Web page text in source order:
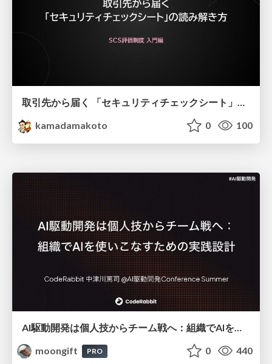
取引先から届く 「セキュリティチェックシート」の読み解き方
kamadamakoto
0 100
AI駆動開発は個人技からチーム戦へ：組織でAIを使いこなすための実践設計
moongift
PRO 0 440